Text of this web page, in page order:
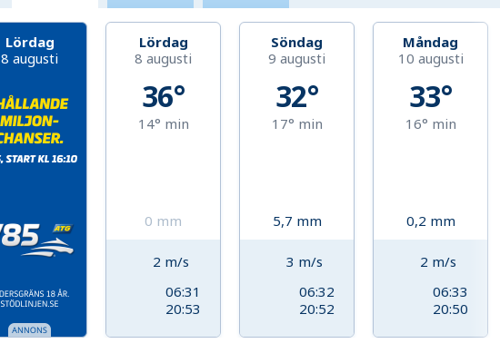
Lördag
8 augusti
Lördag
8 augusti
36°
14° min
0 mm
2 m/s
06:31
20:53
Söndag
9 augusti
32°
17° min
5,7 mm
3 m/s
06:32
20:52
Måndag
10 augusti
33°
16° min
0,2 mm
2 m/s
06:33
20:50